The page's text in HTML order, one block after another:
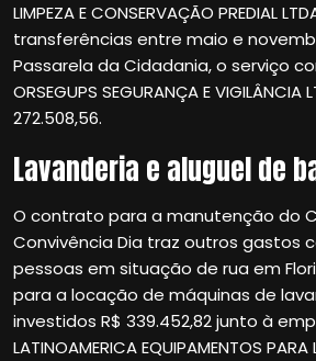
LIMPEZA E CONSERVAÇÃO PREDIAL
transferências entre maio e
Passarela da Cidadania, o serviço
ORSEGUPS SEGURANÇA E VIGILÂNCIA
272.508,56.
Lavanderia e aluguel de
O contrato para a manutenção do
Convivência Dia traz outros gastos
pessoas em situação de rua em
para a locação de máquinas de
investidos R$ 339.452,82 junto à
LATINOAMERICA EQUIPAMENTOS PARA